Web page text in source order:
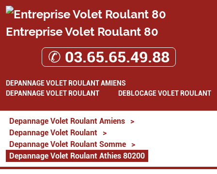
Entreprise Volet Roulant 80
✆ 03.65.65.49.88
DEPANNAGE VOLET ROULANT AMIENS
DEPANNAGE VOLET ROULANT
DEBLOCAGE VOLET ROULANT
Depannage Volet Roulant Amiens
>
Depannage Volet Roulant
>
Depannage Volet Roulant Somme
>
Depannage Volet Roulant Athies 80200